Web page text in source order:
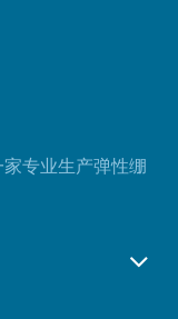
专业生产弹性绷